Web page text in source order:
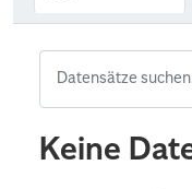
Keine